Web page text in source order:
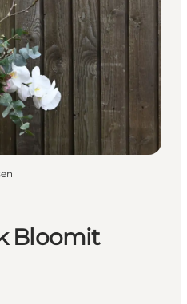
Bloomit